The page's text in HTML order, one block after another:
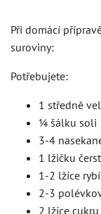
Při domácí
suroviny:
Potřebujete:
1 středně
¼ šálku soli
3-4
1 lžičku
1-2 lžíce
2-3
2 lžíce cukru